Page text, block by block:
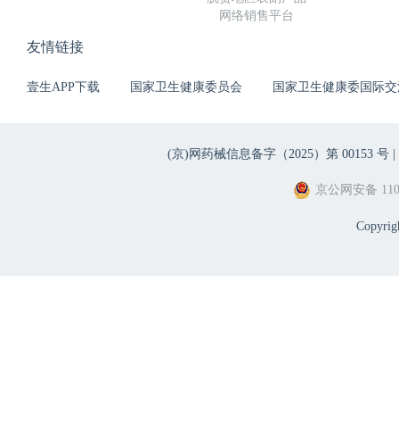
网络销售平台
友情链接
壹生APP下载 国家卫生健康委员会 国家卫生健康委国际
(京)网药械信息备字（2025）第 00153 号 |
京公网安备